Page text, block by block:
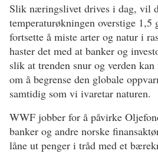
Slik næringslivet drives i dag, vil
temperaturøkningen overstige
fortsette å miste arter og natur i
haster det med at banker og
slik at trenden snur og verden
om å begrense den globale
samtidig som vi ivaretar naturen.
WWF jobber for å påvirke
banker og andre norske
låne ut penger i tråd med et